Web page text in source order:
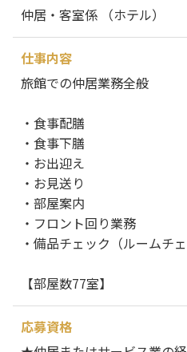
仲居・客室係 （ホテル）
仕事内容
旅館での仲居業務全般
・食事配膳
・食事下膳
・お出迎え
・お見送り
・部屋案内
・フロント回り業務
・備品チェック（ルームチェ
【部屋数77室】
応募資格